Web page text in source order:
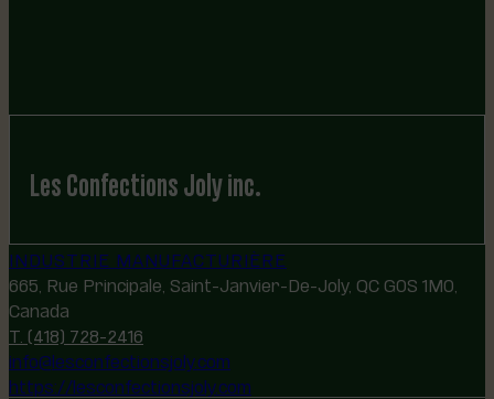
Les Confections Joly inc.
INDUSTRIE MANUFACTURIÈRE
665, Rue Principale, Saint-Janvier-De-Joly, QC G0S 1M0,
Canada
T. (418) 728-2416
info@lesconfectionsjoly.com
https://lesconfectionsjoly.com